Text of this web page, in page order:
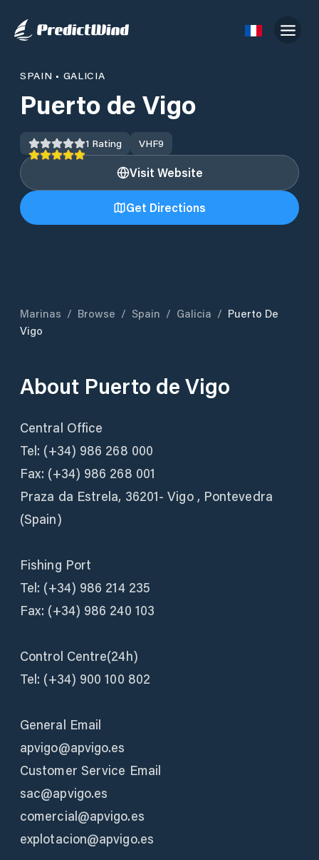
SPAIN • GALICIA
Puerto de Vigo
1 Rating VHF9
Visit Website
Get Directions
Marinas / Browse / Spain / Galicia / Puerto De
Vigo
About Puerto de Vigo
Central Office
Tel: (+34) 986 268 000
Fax: (+34) 986 268 001
Praza da Estrela, 36201- Vigo , Pontevedra
(Spain)
Fishing Port
Tel: (+34) 986 214 235
Fax: (+34) 986 240 103
Control Centre(24h)
Tel: (+34) 900 100 802
General Email
apvigo@apvigo.es
Customer Service Email
sac@apvigo.es
comercial@apvigo.es
explotacion@apvigo.es